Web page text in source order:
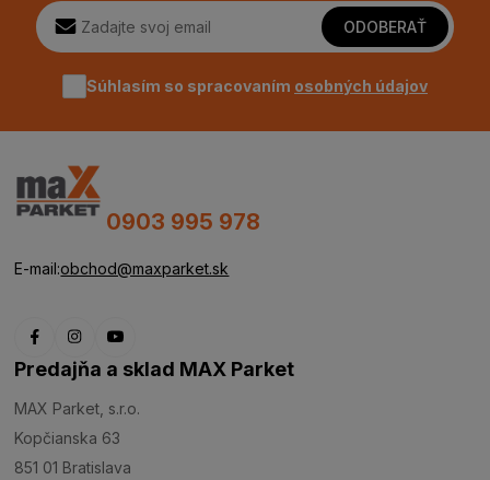
ODOBERAŤ
Súhlasím so spracovaním osobných údajov
0903 995 978
E-mail:obchod@maxparket.sk
Predajňa a sklad MAX Parket
MAX Parket, s.r.o.
Kopčianska 63
851 01 Bratislava